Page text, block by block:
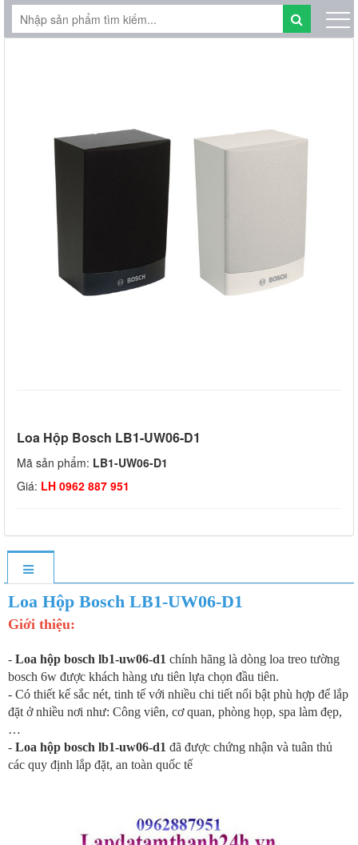
Loa Hộp Bosch LB1-UW06-D1
Mã sản phẩm: LB1-UW06-D1
Giá: LH 0962 887 951
Loa Hộp Bosch LB1-UW06-D1
Giới thiệu:
- Loa hộp bosch lb1-uw06-d1 chính hãng là dòng loa treo tường
bosch 6w được khách hàng ưu tiên lựa chọn đầu tiên.
- Có thiết kế sắc nét, tinh tế với nhiều chi tiết nổi bật phù hợp để lắp
đặt ở nhiều nơi như: Công viên, cơ quan, phòng họp, spa làm đẹp,
…
- Loa hộp bosch lb1-uw06-d1 đã được chứng nhận và tuân thủ
các quy định lắp đặt, an toàn quốc tế